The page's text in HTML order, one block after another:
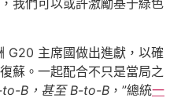
我們可以或許激勵基于綠色
G20 主席國做出進獻，以確
蘇。一起配合不只是當局之
B，甚至 B-to-B ，”總統一